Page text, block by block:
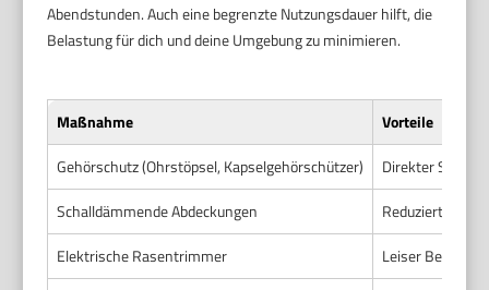
Abendstunden. Auch eine begrenzte Nutzungsdauer hilft, die
Belastung für dich und deine Umgebung zu minimieren.
Maßnahme
Vorteile
Gehörschutz (Ohrstöpsel, Kapselgehörschützer)
Direkter
Schalldämmende Abdeckungen
Reduziert
Elektrische Rasentrimmer
Leiser Betrieb,